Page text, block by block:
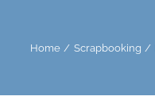
Home Scrapbooking